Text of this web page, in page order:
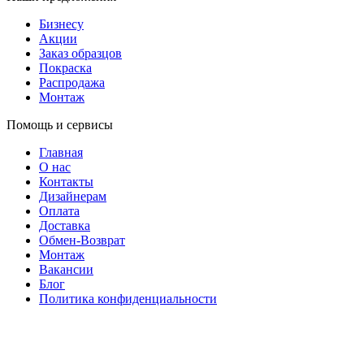
Бизнесу
Акции
Заказ образцов
Покраска
Распродажа
Монтаж
Помощь и сервисы
Главная
О нас
Контакты
Дизайнерам
Оплата
Доставка
Обмен-Возврат
Монтаж
Вакансии
Блог
Политика конфиденциальности